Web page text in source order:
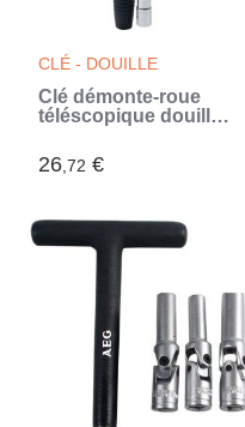
CLÉ - DOUILLE
Clé démonte-roue
téléscopique douille
17-19mm - AEG -
Longeur repliée :
26,72 €